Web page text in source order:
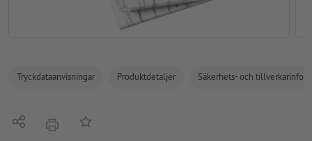
Tryckdataanvisningar Produktdetaljer Säkerhets- och
Dela erbjudandePå anteckningslistan